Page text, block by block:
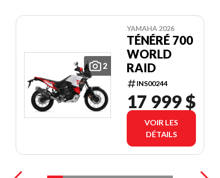
2
YAMAHA 2026
TÉNÉRÉ 700
WORLD
RAID
INS00244
17 999 $
VOIR LES
DÉTAILS